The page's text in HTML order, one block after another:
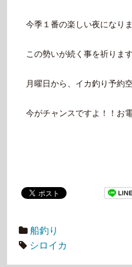
今季１番の楽しい夜になり
この勢いが続く事を祈ります
月曜日から、イカ釣り予約
今がチャンスですよ！！お
船釣り
シロイカ